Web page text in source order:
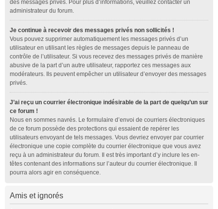
des messages privés. Pour plus d’informations, veuillez contacter un
administrateur du forum.
Je continue à recevoir des messages privés non sollicités !
Vous pouvez supprimer automatiquement les messages privés d’un
utilisateur en utilisant les règles de messages depuis le panneau de
contrôle de l’utilisateur. Si vous recevez des messages privés de manière
abusive de la part d’un autre utilisateur, rapportez ces messages aux
modérateurs. Ils peuvent empêcher un utilisateur d’envoyer des messages
privés.
J’ai reçu un courrier électronique indésirable de la part de quelqu’un sur
ce forum !
Nous en sommes navrés. Le formulaire d’envoi de courriers électroniques
de ce forum possède des protections qui essaient de repérer les
utilisateurs envoyant de tels messages. Vous devriez envoyer par courrier
électronique une copie complète du courrier électronique que vous avez
reçu à un administrateur du forum. Il est très important d’y inclure les en-
têtes contenant des informations sur l’auteur du courrier électronique. Il
pourra alors agir en conséquence.
Amis et ignorés